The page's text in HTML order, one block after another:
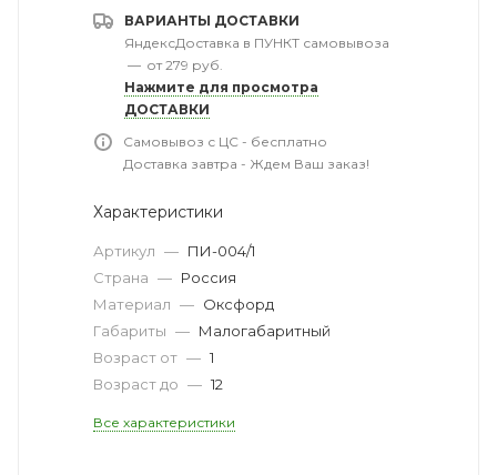
ВАРИАНТЫ ДОСТАВКИ
ЯндексДоставка в ПУНКТ самовывоза
— от 279 руб.
Нажмите для просмотра
ДОСТАВКИ
Самовывоз с ЦС - бесплатно
Доставка завтра - Ждем Ваш заказ!
Характеристики
Артикул — ПИ-004/1
Страна — Россия
Материал — Оксфорд
Габариты — Малогабаритный
Возраст от — 1
Возраст до — 12
Все характеристики